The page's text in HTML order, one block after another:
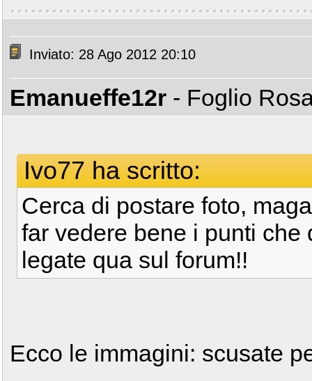
Inviato: 28 Ago 2012 20:10
Emanueffe12r - Foglio
Ivo77 ha scritto:
Cerca di postare foto,
far vedere bene i punti
legate qua sul forum!!
Ecco le immagini: scusate